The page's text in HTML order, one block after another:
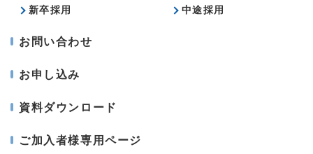
新卒採用 中途採用
お問い合わせ
お申し込み
資料ダウンロード
ご加入者様専用ページ